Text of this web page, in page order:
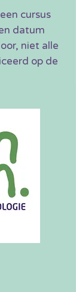
cursus
datum
niet alle
op de